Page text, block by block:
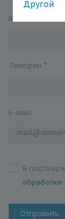
Другой
Ваше имя
Телефон *
E-mail
Я